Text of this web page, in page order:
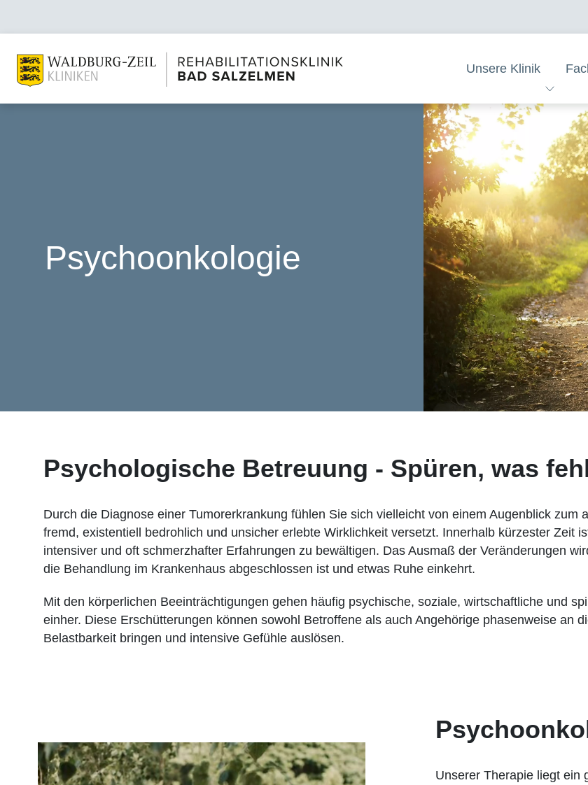
Unsere Klinik
Psychoonkologie
Psychologische Betreuung - Spüren, was
Durch die Diagnose einer Tumorerkrankung fühlen Sie sich vielleicht von einem Augenblick zum
fremd, existentiell bedrohlich und unsicher erlebte Wirklichkeit versetzt. Innerhalb kürzester Zeit
intensiver und oft schmerzhafter Erfahrungen zu bewältigen. Das Ausmaß der Veränderungen
die Behandlung im Krankenhaus abgeschlossen ist und etwas Ruhe einkehrt.
Mit den körperlichen Beeinträchtigungen gehen häufig psychische, soziale, wirtschaftliche und
einher. Diese Erschütterungen können sowohl Betroffene als auch Angehörige phasenweise an
Belastbarkeit bringen und intensive Gefühle auslösen.
Unserer Therapie liegt ein